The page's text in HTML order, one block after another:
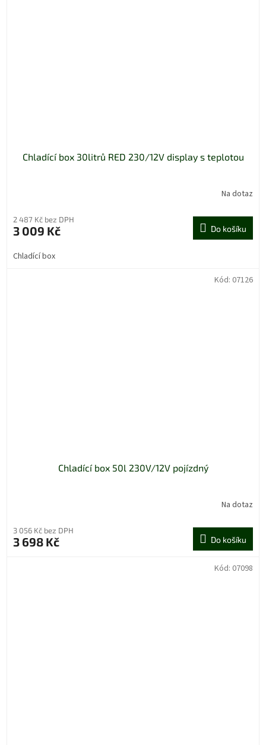
Chladící box 30litrů RED 230/12V display s teplotou
Na dotaz
2 487 Kč bez DPH
3 009 Kč Do košíku
Chladící box
Chladící box 50l 230V/12V pojízdný
Na dotaz
3 056 Kč bez DPH
3 698 Kč Do košíku
Kód: 07126
Kód: 07098